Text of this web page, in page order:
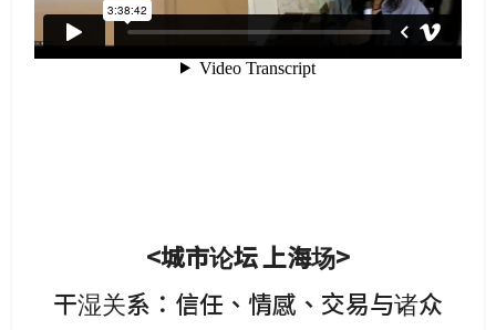
<城市论坛 上海场>
干湿关系：信任、情感、交易与诸众